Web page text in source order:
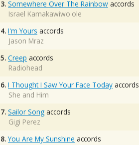
3. Somewhere Over The Rainbow accords
Israel Kamakawiwo'ole
4. I'm Yours accords
Jason Mraz
5. Creep accords
Radiohead
6. I Thought I Saw Your Face Today accords
She and Him
7. Sailor Song accords
Gigi Perez
8. You Are My Sunshine accords